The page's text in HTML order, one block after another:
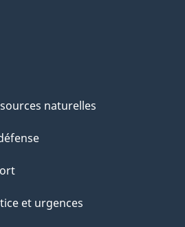
naturelles
et urgences